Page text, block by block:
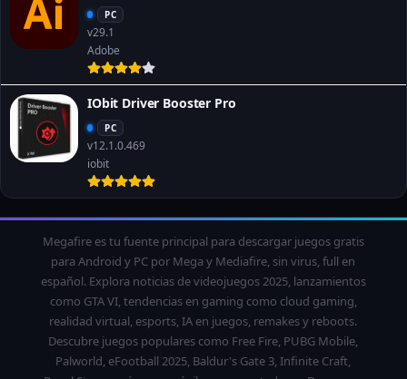
PC
v29.1
Adobe
IObit Driver Booster Pro
PC
v12.1.0.469
iobit
Megafire es tu fuente principal para descargar juegos gratis
para Android y PC por Mega y Mediafire, sin virus, full en
español. Explora noticias de videojuegos 2025, lanzamientos
como GTA VI, tendencias en gaming como cloud gaming,
realidad virtual, esports, IA en juegos, remakes y reboots.
Descubre juegos populares como Free Fire, PUBG Mobile,
Palworld, eFootball 2025, Baldur's Gate 3, Infinite Craft,